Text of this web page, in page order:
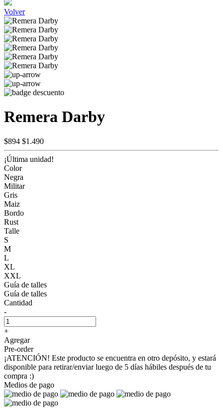
Volver
Remera Darby
$894 $1.490
¡Última unidad!
Color
Negra
Militar
Gris
Maiz
Bordo
Rust
Talle
S
M
L
XL
XXL
Guía de talles
Guía de talles
Cantidad
-
+
Agregar
Pre-order
¡ATENCIÓN! Este producto se encuentra en otro depósito, y estará
disponible para retirar/enviar luego de 5 días hábiles después de tu
compra :)
Medios de pago